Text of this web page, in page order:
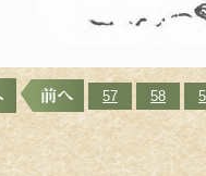
57 58